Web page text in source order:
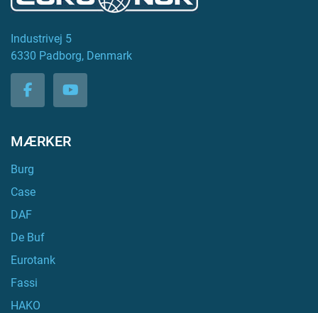
Industrivej 5
6330 Padborg, Denmark
facebookyoutube
MÆRKER
Burg
Case
DAF
De Buf
Eurotank
Fassi
HAKO